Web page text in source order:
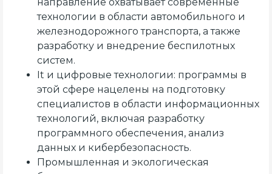
технологии в области автомобильного и
железнодорожного транспорта, а также
разработку и внедрение беспилотных
систем.
It и цифровые технологии: программы в
этой сфере нацелены на подготовку
специалистов в области информационных
технологий, включая разработку
программного обеспечения, анализ
данных и кибербезопасность.
Промышленная и экологическая